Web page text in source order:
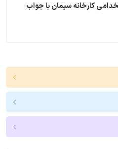
کارخانه سیمان با جواب